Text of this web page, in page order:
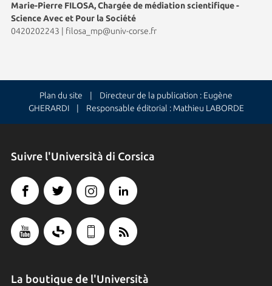
Marie-Pierre FILOSA, Chargée de médiation scientifique -
Science Avec et Pour la Société
0420202243
filosa_mp@univ-corse.fr
Plan du site | Directeur de la publication : Eugène
GHERARDI | Responsable éditorial : Mathieu LABORDE
Suivre l'Università di Corsica
La boutique de l'Università